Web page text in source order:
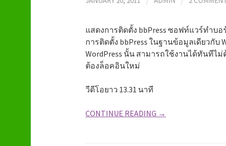
แสดงการติดตั้ง bbPress ซอฟท์แวร์ทำบ
การติดตั้ง bbPress ในฐานข้อมูลเดียวกั
WordPress นั้น สามารถใช้งานได้ทันทีไ
ต้องล็อคอินใหม่
วีดีโอยาว 13.31 นาที
CONTINUE READING →